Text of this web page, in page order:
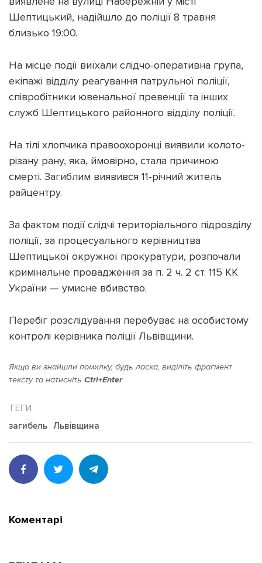
Наші соц мережі
Підтримати dyvys.info
Шептицький, надійшло до поліції 8 травня
близько 19:00.
На місце події виїхали слідчо-оперативна група,
екіпажі відділу реагування патрульної поліції,
співробітники ювенальної превенції та інших
служб Шептицького районного відділу поліції.
На тілі хлопчика правоохоронці виявили колото-
різану рану, яка, ймовірно, стала причиною
смерті. Загиблим виявився 11-річний житель
райцентру.
За фактом події слідчі територіального підрозділу
поліції, за процесуального керівництва
Шептицької окружної прокуратури, розпочали
кримінальне провадження за п. 2 ч. 2 ст. 115 КК
України — умисне вбивство.
Перебіг розслідування перебуває на особистому
контролі керівника поліції Львівщини.
Якщо ви знайшли помилку, будь ласка, виділіть фрагмент
тексту та натисніть Ctrl+Enter.
загибель Львівщина
Коментарі